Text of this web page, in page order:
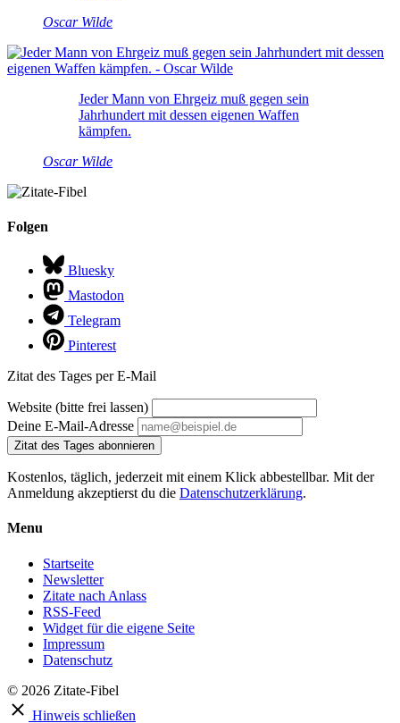
Oscar Wilde
Jeder Mann von Ehrgeiz muß gegen sein
Jahrhundert mit dessen eigenen Waffen
kämpfen.
Oscar Wilde
Folgen
Bluesky
Mastodon
Telegram
Pinterest
Zitat des Tages per E-Mail
Website (bitte frei lassen)
Deine E-Mail-Adresse
Zitat des Tages abonnieren
Kostenlos, täglich, jederzeit mit einem Klick abbestellbar. Mit der
Anmeldung akzeptierst du die Datenschutzerklärung.
Menu
Startseite
Newsletter
Zitate nach Anlass
RSS-Feed
Widget für die eigene Seite
Impressum
Datenschutz
© 2026 Zitate-Fibel
Hinweis schließen